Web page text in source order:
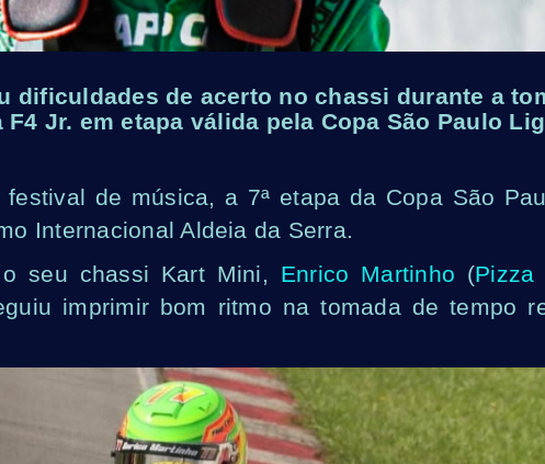
dificuldades de acerto no chassi durante a
Jr. em etapa válida pela Copa São Paulo
de música, a 7ª etapa da Copa São
Internacional Aldeia da Serra.
seu chassi Kart Mini, Enrico Martinho (Pizza
imprimir bom ritmo na tomada de tempo